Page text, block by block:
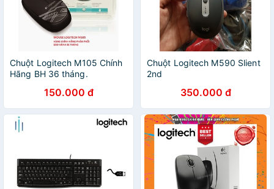
Chuột Logitech M105 Chính
Hãng BH 36 tháng.
150.000 đ
Chuột Logitech M590 Slient
2nd
350.000 đ